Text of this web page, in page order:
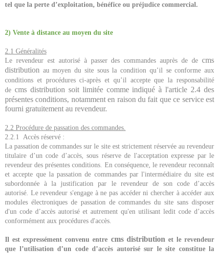
tel que la perte d’exploitation, bénéfice ou préjudice commercial.
2) Vente à distance au moyen du site
2.1 Généralités
Le revendeur est autorisé à passer des commandes auprès de de cms
distribution au moyen du site sous la condition qu’il se conforme aux
conditions et procédures ci-après et qu’il accepte que la responsabilité
de cms distribution soit limitée comme indiqué à l'article 2.4 des
présentes conditions, notamment en raison du fait que ce service est
fourni gratuitement au revendeur.
2.2 Procédure de passation des commandes.
2.2.1 Accès réservé :
La passation de commandes sur le site est strictement réservée au revendeur
titulaire d’un code d’accès, sous réserve de l'acceptation expresse par le
revendeur des présentes conditions. En conséquence, le revendeur reconnaît
et accepte que la passation de commandes par l'intermédiaire du site est
subordonnée à la justification par le revendeur de son code d’accès
autorisé. Le revendeur s'engage à ne pas accéder ni chercher à accéder aux
modules électroniques de passation de commandes du site sans disposer
d'un code d’accès autorisé et autrement qu'en utilisant ledit code d’accès
conformément aux procédures d'accès.
Il est expressément convenu entre cms distribution et le revendeur
que l’utilisation d’un code d’accès autorisé sur le site constitue la